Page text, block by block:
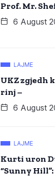
Prof. Mr.
6 August
LAJME
UKZ zgjedh
rinj –
6 August
LAJME
Kurti uron
“Sunny Hill”: